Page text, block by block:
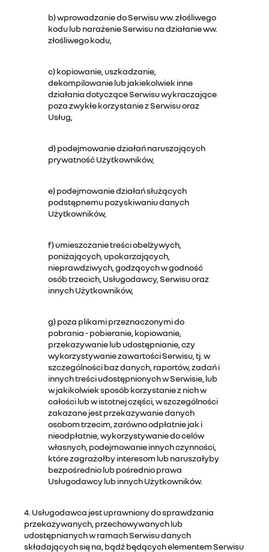
b) wprowadzanie do Serwisu ww. złośliwego
kodu lub narażenie Serwisu na działanie ww.
złośliwego kodu,
c) kopiowanie, uszkadzanie,
dekompilowanie lub jakiekolwiek inne
działania dotyczące Serwisu wykraczające
poza zwykłe korzystanie z Serwisu oraz
Usług,
d) podejmowanie działań naruszających
prywatność Użytkowników,
e) podejmowanie działań służących
podstępnemu pozyskiwaniu danych
Użytkowników,
f) umieszczanie treści obelżywych,
poniżających, upokarzających,
nieprawdziwych, godzących w godność
osób trzecich, Usługodawcy, Serwisu oraz
innych Użytkowników,
g) poza plikami przeznaczonymi do
pobrania - pobieranie, kopiowanie,
przekazywanie lub udostępnianie, czy
wykorzystywanie zawartości Serwisu, tj. w
szczególności baz danych, raportów, zadań i
innych treści udostępnionych w Serwisie, lub
w jakikolwiek sposób korzystanie z nich w
całości lub w istotnej części, w szczególności
zakazane jest przekazywanie danych
osobom trzecim, zarówno odpłatnie jak i
nieodpłatnie, wykorzystywanie do celów
własnych, podejmowanie innych czynności,
które zagrażałby interesom lub naruszałyby
bezpośrednio lub pośrednio prawa
Usługodawcy lub innych Użytkowników.
4. Usługodawca jest uprawniony do sprawdzania
przekazywanych, przechowywanych lub
udostępnianych w ramach Serwisu danych
składających się na, bądź będących elementem Serwisu